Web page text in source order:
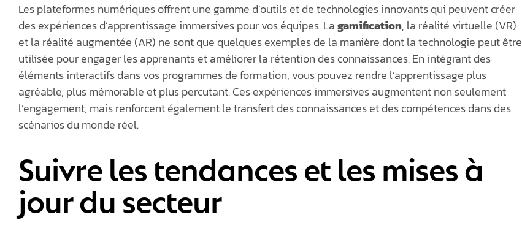
Les plateformes numériques offrent une gamme d’outils et de technologies innovants qui peuvent créer
des expériences d’apprentissage immersives pour vos équipes. Lagamification, la réalité virtuelle (VR)
et la réalité augmentée (AR) ne sont que quelques exemples de la manière dont la technologie peut être
utilisée pour engager les apprenants et améliorer la rétention des connaissances. En intégrant des
éléments interactifs dans vos programmes de formation, vous pouvez rendre l’apprentissage plus
agréable, plus mémorable et plus percutant. Ces expériences immersives augmentent non seulement
l’engagement, mais renforcent également le transfert des connaissances et des compétences dans des
scénarios du monde réel.
Suivre les tendances et les mises à
jour du secteur